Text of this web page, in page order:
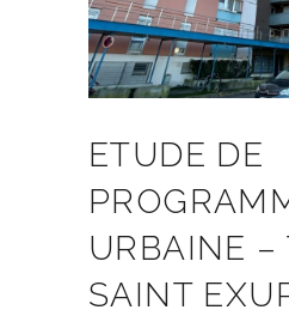
ETUDE DE
URBAINE –
SAINT